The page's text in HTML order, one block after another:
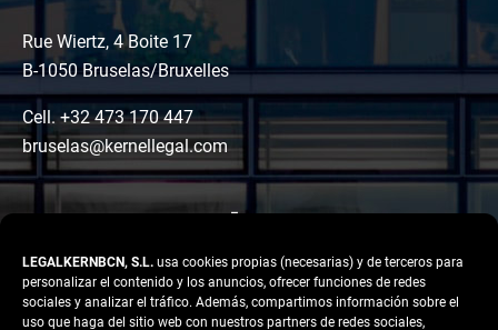
LEGALKERNBCN, S.L. usa cookies propias (necesarias) y de terceros para
personalizar el contenido y los anuncios, ofrecer funciones de redes
sociales y analizar el tráfico. Además, compartimos información sobre el
uso que haga del sitio web con nuestros partners de redes sociales,
Rue Wiertz, 4 Boite 17
B-1050 Bruselas/Bruxelles
Cell. +32 473 170 447
bruselas@kernellegal.com